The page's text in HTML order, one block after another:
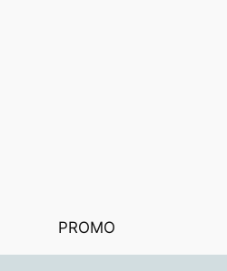
PROMO